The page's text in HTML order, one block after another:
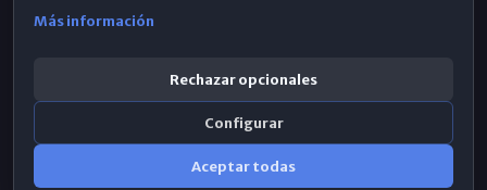
Más información
Rechazar opcionales
Configurar
Aceptar todas